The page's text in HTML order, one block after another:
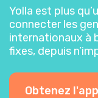
Yolla est plus
connecter les
internationaux à
fixes, depuis
Obtenez